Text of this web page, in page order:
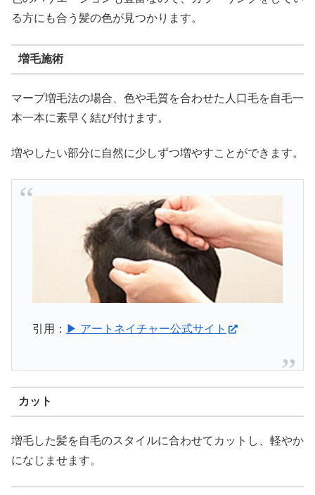
る方にも合う髪の色が見つかります。
増毛施術
マープ増毛法の場合、色や毛質を合わせた人口毛を自毛一
本一本に素早く結び付けます。
増やしたい部分に自然に少しずつ増やすことができます。
引用： ▶ アートネイチャー公式サイト
カット
増毛した髪を自毛のスタイルに合わせてカットし、軽やか
になじませます。